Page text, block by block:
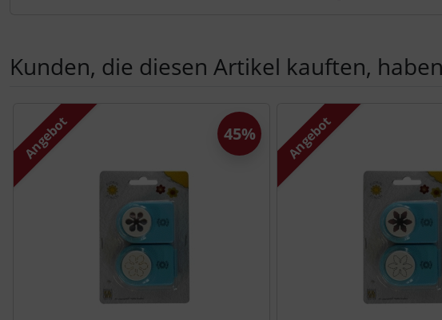
Kunden, die diesen Artikel kauften,
Es folgt ein Produktslider - navigieren Sie mit der Tab-Taste zu den
Angebot 45% Angebot